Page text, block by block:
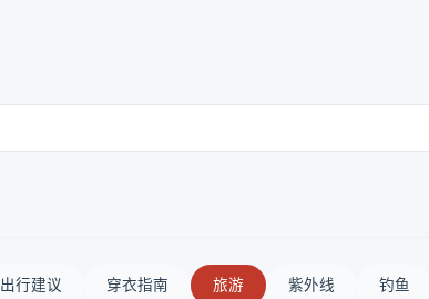
出行建议 穿衣指南 旅游 紫外线 钓鱼